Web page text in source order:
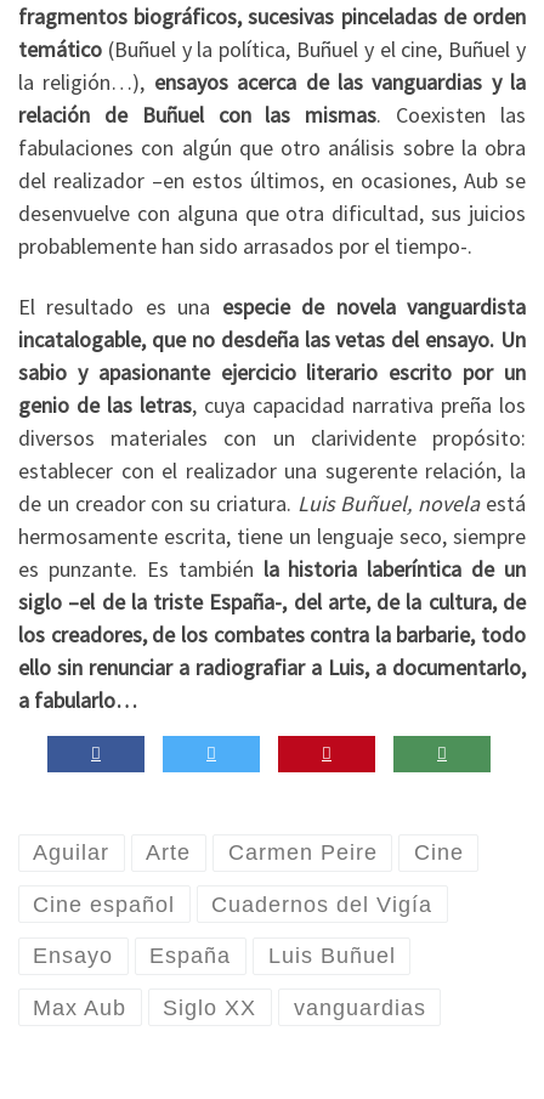
fragmentos biográficos, sucesivas pinceladas de orden
temático (Buñuel y la política, Buñuel y el cine, Buñuel y
la religión…), ensayos acerca de las vanguardias y la
relación de Buñuel con las mismas. Coexisten las
fabulaciones con algún que otro análisis sobre la obra
del realizador –en estos últimos, en ocasiones, Aub se
desenvuelve con alguna que otra dificultad, sus juicios
probablemente han sido arrasados por el tiempo-.
El resultado es una especie de novela vanguardista
incatalogable, que no desdeña las vetas del ensayo. Un
sabio y apasionante ejercicio literario escrito por un
genio de las letras, cuya capacidad narrativa preña los
diversos materiales con un clarividente propósito:
establecer con el realizador una sugerente relación, la
de un creador con su criatura. Luis Buñuel, novela está
hermosamente escrita, tiene un lenguaje seco, siempre
es punzante. Es también la historia laberíntica de un
siglo –el de la triste España-, del arte, de la cultura, de
los creadores, de los combates contra la barbarie, todo
ello sin renunciar a radiografiar a Luis, a documentarlo,
a fabularlo…
Aguilar Arte Carmen Peire Cine
Cine español Cuadernos del Vigía
Ensayo España Luis Buñuel
Max Aub Siglo XX vanguardias